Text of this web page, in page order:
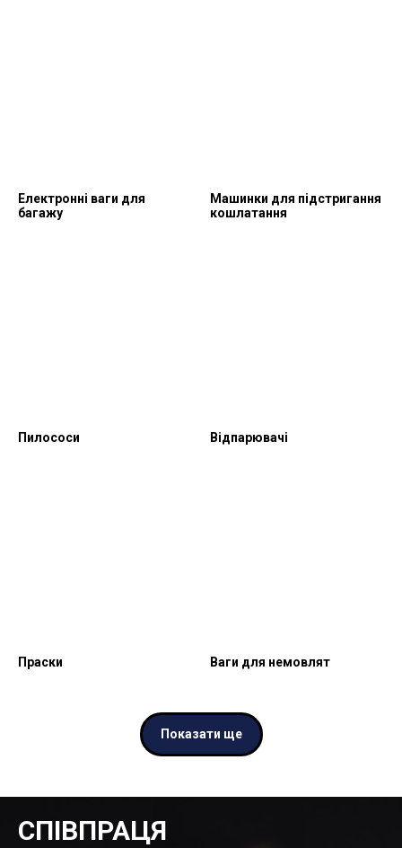
Електронні ваги для
багажу
Машинки для підстригання
кошлатання
Пилососи Відпарювачі
Праски Ваги для немовлят
Показати ще
СПІВПРАЦЯ